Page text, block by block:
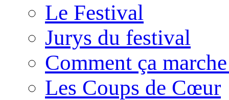
Le Festival
Jurys du festival
Comment ça
Les Coups de Cœur